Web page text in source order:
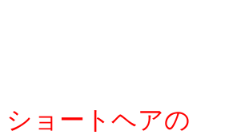
ショートヘアの